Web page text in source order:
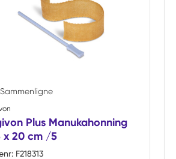
Sammenligne
Plus Manukahonning
x 20 cm /5
F218313